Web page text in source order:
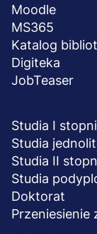
Moodle
MS365
Katalog
Digiteka
JobTeaser
Studia I
Studia
Studia II
Studia
Doktorat
Przeniesienie